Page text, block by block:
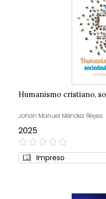
Humanismo cristiano,
Johan Manuel Méndez Reyes
2025
0%
Impreso